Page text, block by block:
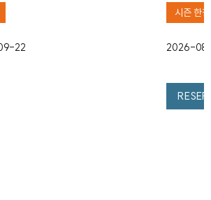
22
시즌 한
2026-